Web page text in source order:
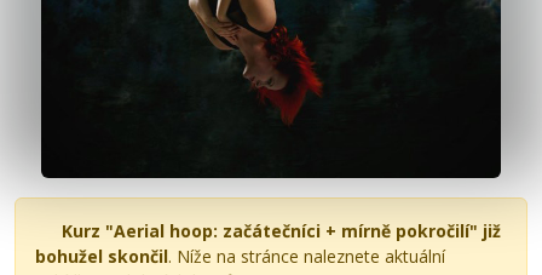
Kurz "Aerial hoop: začátečníci + mírně pokročilí" již
bohužel skončil. Níže na stránce naleznete aktuální